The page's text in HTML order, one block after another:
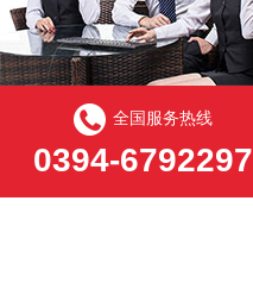
全国服务热线
0394-6792297